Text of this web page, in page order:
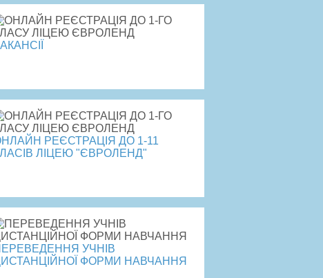
РЕЄСТРАЦІЯ ДО 1-11
ЛІЦЕЮ "ЄВРОЛЕНД"
УЧНІВ
ФОРМИ НАВЧАННЯ